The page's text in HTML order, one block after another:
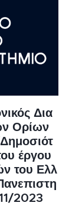
Δια
Ορίων
έργου
του Ελλ
2023